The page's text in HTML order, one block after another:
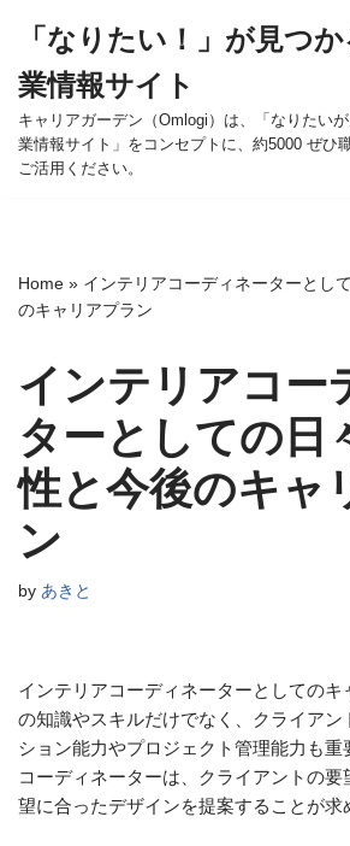
ン
テ
ン
ツ
ッ
「なりたい！」が見つ
業情報サイト
キャリアガーデン（Omlogi）は、「なりたい
業情報サイト」をコンセプトに、約5000 ぜひ
ご活用ください。
Home » インテリアコーディネーターとし
のキャリアプラン
インテリアコー
ターとしての日
性と今後のキャ
ン
by あきと
インテリアコーディネーターとしてのキ
の知識やスキルだけでなく、クライアン
ション能力やプロジェクト管理能力も重
コーディネーターは、クライアントの
望に合ったデザインを提案することが求